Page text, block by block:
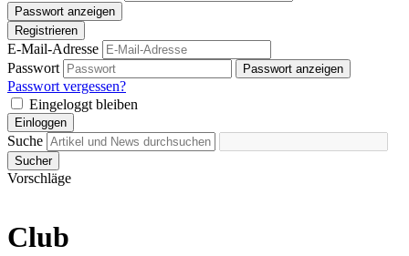
Passwort anzeigen
Registrieren
E-Mail-Adresse
Passwort
Passwort anzeigen
Passwort vergessen?
Eingeloggt bleiben
Einloggen
Suche
Sucher
Vorschläge
Club